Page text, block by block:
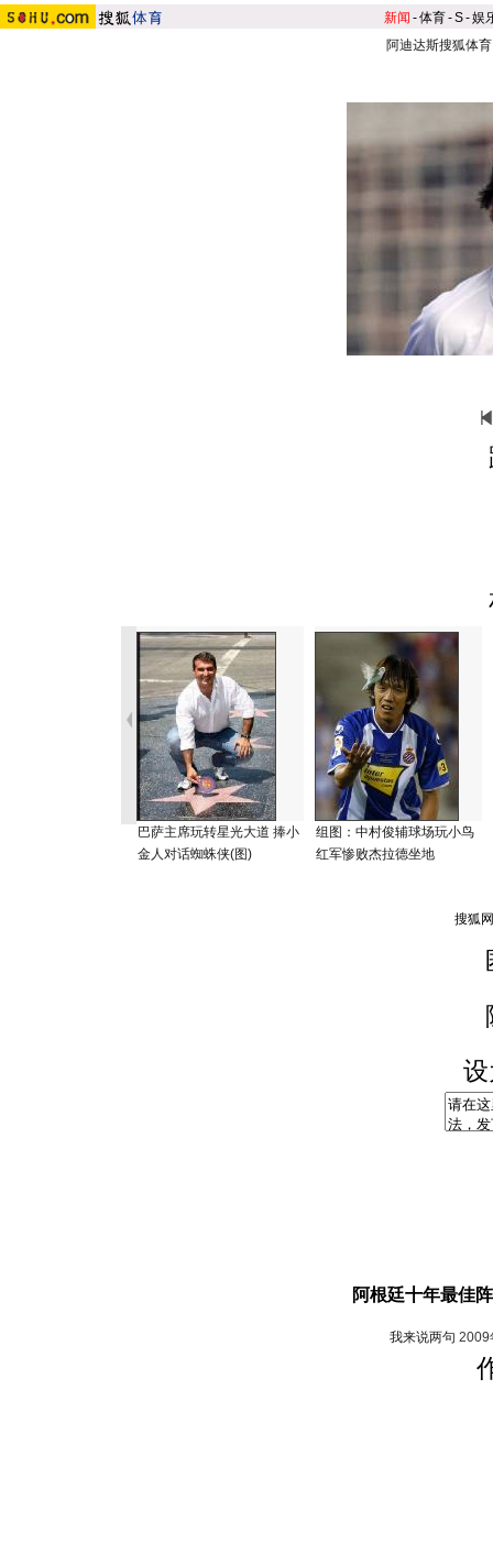
新闻 -体育-S-娱
阿迪达斯搜狐体育
巴萨主席玩转星光大道 捧小
金人对话蜘蛛侠(图)
组图：中村俊辅球场玩小鸟
红军惨败杰拉德坐地
阿根廷十年最佳
我来说两句 2009